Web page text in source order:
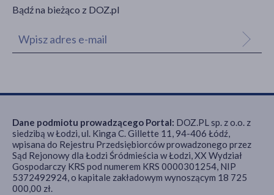
Bądź na bieżąco z DOZ.pl
Dane podmiotu prowadzącego Portal: DOZ.PL sp. z o.o. z
siedzibą w Łodzi, ul. Kinga C. Gillette 11, 94-406 Łódź,
wpisana do Rejestru Przedsiębiorców prowadzonego przez
Sąd Rejonowy dla Łodzi Śródmieścia w Łodzi, XX Wydział
Gospodarczy KRS pod numerem KRS 0000301254, NIP
5372492924, o kapitale zakładowym wynoszącym 18 725
000,00 zł.